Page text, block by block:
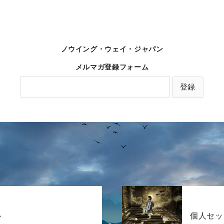
ノウイング・ウェイ・ジャパン
メルマガ登録フォーム
個人セ